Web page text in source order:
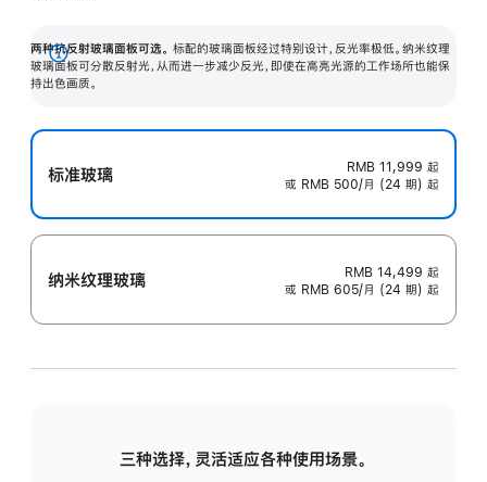
两种抗反射玻璃面板可选。 标配的玻璃面板经过特别设计，反光率极低。纳米纹理
玻璃面板可分散反射光，从而进一步减少反光，即使在高亮光源的工作场所也能保
持出色画质。
展
开
标准玻璃 RMB 11,999 起
或 RMB 500/月 (24 期) 起
纳米纹理玻璃 RMB 14,499 起
或 RMB 605/月 (24 期) 起
三种选择，灵活适应各种使用场景。